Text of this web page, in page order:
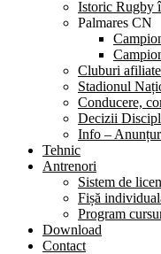
Istoric Rugby
Palmares CN
Cluburi
Stadionul
Conducere,
Decizii
Info –
Tehnic
Antrenori
Sistem de
Fișă
Program
Download
Contact